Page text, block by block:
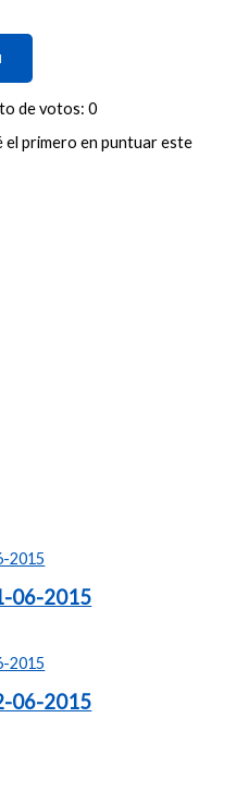
de votos:0
el primero en puntuar este
06-2015
06-2015